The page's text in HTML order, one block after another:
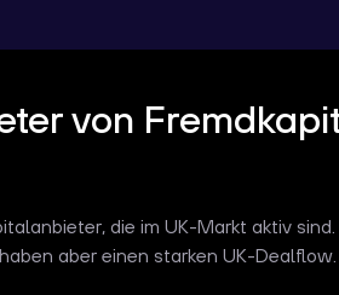
von
die im UK-Markt aktiv sind.
aber einen starken UK-Dealflow.